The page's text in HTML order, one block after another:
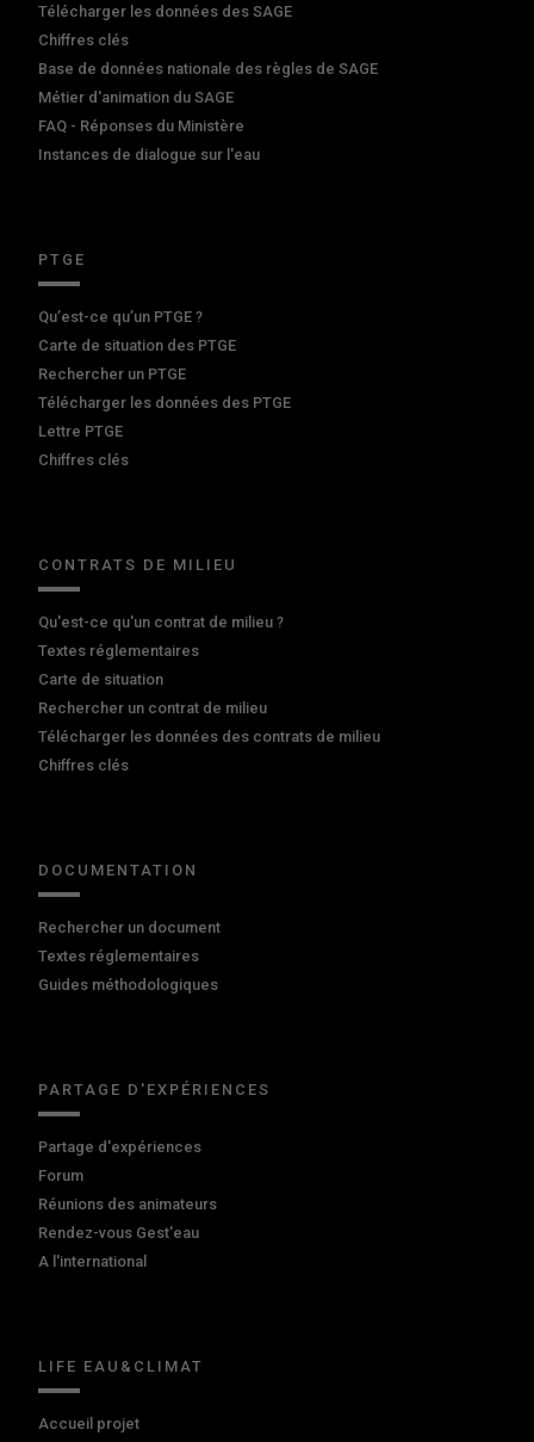
Télécharger les données des SAGE
Chiffres clés
Base de données nationale des règles de SAGE
Métier d'animation du SAGE
FAQ - Réponses du Ministère
Instances de dialogue sur l'eau
PTGE
Qu’est-ce qu’un PTGE ?
Carte de situation des PTGE
Rechercher un PTGE
Télécharger les données des PTGE
Lettre PTGE
Chiffres clés
CONTRATS DE MILIEU
Qu'est-ce qu'un contrat de milieu ?
Textes réglementaires
Carte de situation
Rechercher un contrat de milieu
Télécharger les données des contrats de milieu
Chiffres clés
DOCUMENTATION
Rechercher un document
Textes réglementaires
Guides méthodologiques
PARTAGE D'EXPÉRIENCES
Partage d'expériences
Forum
Réunions des animateurs
Rendez-vous Gest'eau
A l'international
LIFE EAU&CLIMAT
Accueil projet